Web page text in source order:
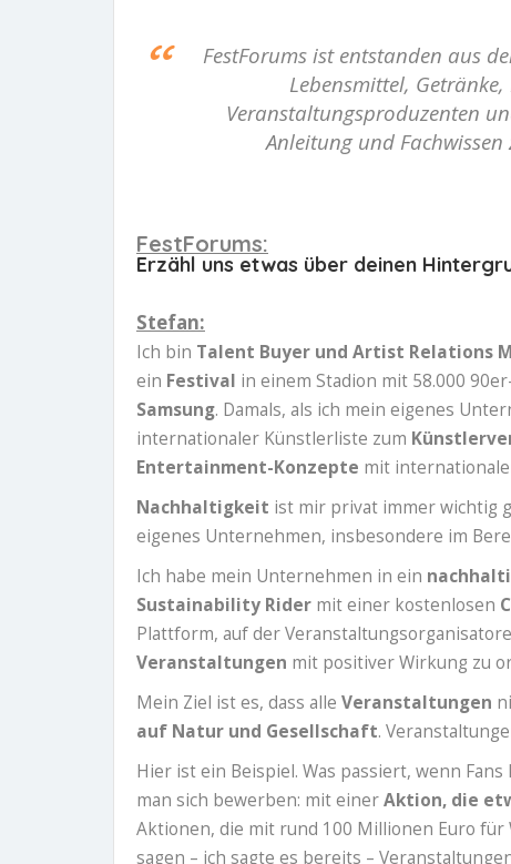
FestForums ist entstanden aus
Lebensmittel,
Veranstaltungsproduzenten
Anleitung und
FestForums:
Erzähl uns etwas über deinen
Stefan:
Ich bin Talent Buyer und Artist Relations
ein Festival in einem Stadion mit 58.000
Samsung. Damals, als ich mein eigenes
internationaler Künstlerliste zum
Entertainment-Konzepte mit
Nachhaltigkeit ist mir privat immer wichtig
eigenes Unternehmen, insbesondere im
Ich habe mein Unternehmen in ein
Sustainability Rider mit einer kostenlosen
Plattform, auf der
Veranstaltungen mit positiver Wirkung zu
Mein Ziel ist es, dass alle Veranstaltungen
auf Natur und Gesellschaft.
Hier ist ein Beispiel. Was passiert, wenn
man sich bewerben: mit einerAktion, die
Aktionen, die mit rund 100 Millionen Euro für
sagen – ich sagte es bereits –